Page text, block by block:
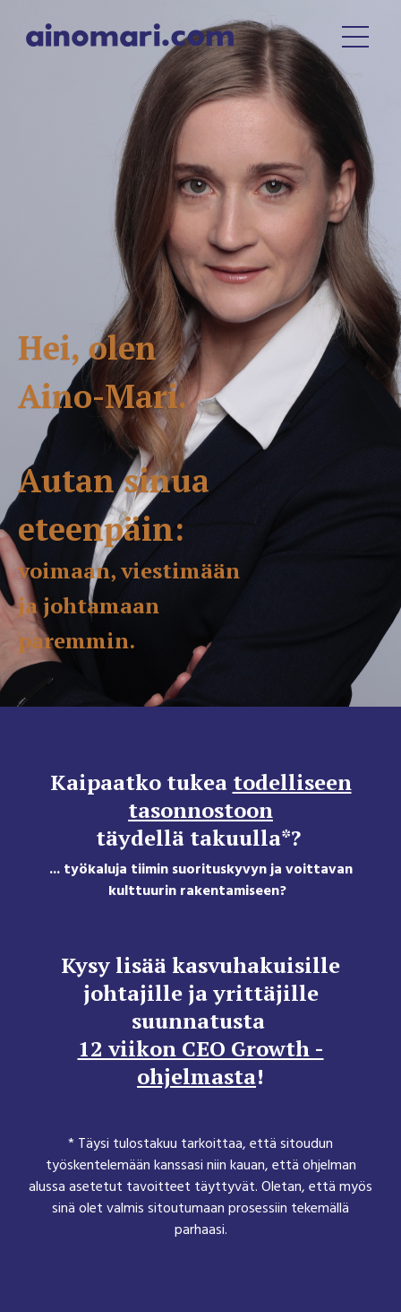
Hei, olen
Aino-Mari.
Autan sinua
eteenpäin:
voimaan,viestimään
jajohtamaan
paremmin.
Kaipaatko tukea todelliseen
tasonnostoon
täydellä takuulla*?
... työkaluja tiimin suorituskyvyn ja voittavan
kulttuurin rakentamiseen?
Kysy lisää kasvuhakuisille
johtajille ja yrittäjille
suunnatusta
12 viikon CEO Growth -
ohjelmasta!
* Täysi tulostakuu tarkoittaa, että sitoudun
työskentelemään kanssasi niin kauan, että ohjelman
alussa asetetut tavoitteet täyttyvät. Oletan, että myös
sinä olet valmis sitoutumaan prosessiin tekemällä
parhaasi.